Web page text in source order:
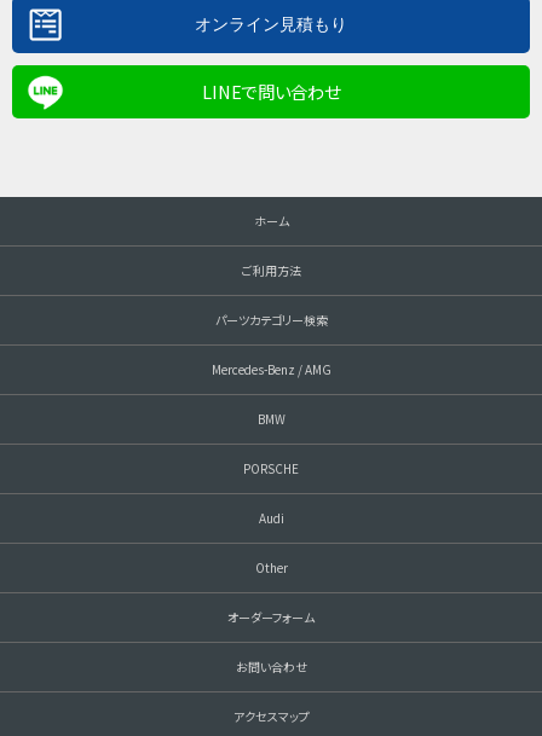
LINEで問い合わせ
ホーム
ご利用方法
パーツカテゴリー検索
Mercedes-Benz / AMG
BMW
PORSCHE
Audi
Other
オーダーフォーム
お問い合わせ
アクセスマップ